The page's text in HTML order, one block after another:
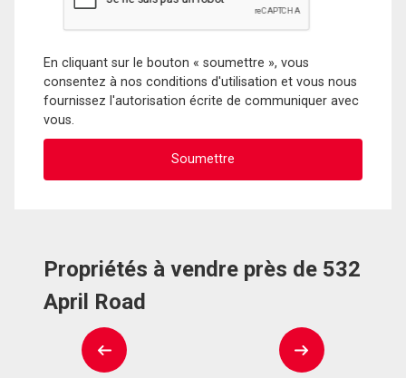
En cliquant sur le bouton « soumettre », vous
consentez à nos conditions d'utilisation et vous nous
fournissez l'autorisation écrite de communiquer avec
vous.
Propriétés à vendre près de 532
April Road